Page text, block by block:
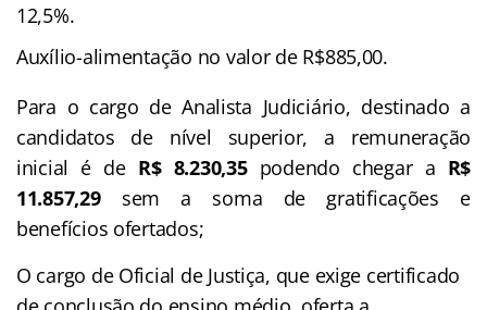
12,5%.
Auxílio-alimentação no valor de R$885,00.
Para o cargo de Analista Judiciário, destinado a
candidatos de nível superior, a remuneração
inicial é de R$ 8.230,35podendo chegar a R$
11.857,29sem a soma de gratificações e
benefícios ofertados;
O cargo de Oficial de Justiça, que exige certificado